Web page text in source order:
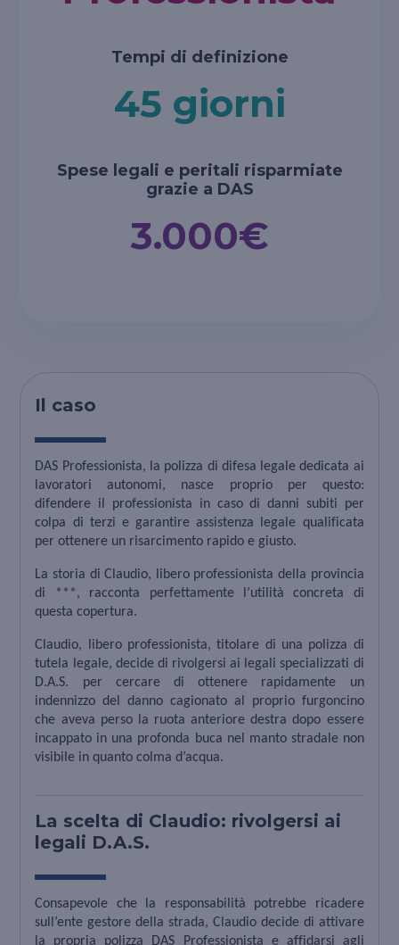
Tempi di definizione
45 giorni
Spese legali e peritali risparmiate
grazie a DAS
3.000€
Il caso
DAS Professionista, la polizza di difesa legale dedicata ai
lavoratori autonomi, nasce proprio per questo:
difendere il professionista in caso di danni subiti per
colpa di terzi e garantire assistenza legale qualificata
per ottenere un risarcimento rapido e giusto.
La storia di Claudio, libero professionista della provincia
di ***, racconta perfettamente l’utilità concreta di
questa copertura.
Claudio, libero professionista, titolare di una polizza di
tutela legale, decide di rivolgersi ai legali specializzati di
D.A.S. per cercare di ottenere rapidamente un
indennizzo del danno cagionato al proprio furgoncino
che aveva perso la ruota anteriore destra dopo essere
incappato in una profonda buca nel manto stradale non
visibile in quanto colma d’acqua.
La scelta di Claudio: rivolgersi ai
legali D.A.S.
Consapevole che la responsabilità potrebbe ricadere
sull’ente gestore della strada, Claudio decide di attivare
la propria polizza DAS Professionista e affidarsi agli